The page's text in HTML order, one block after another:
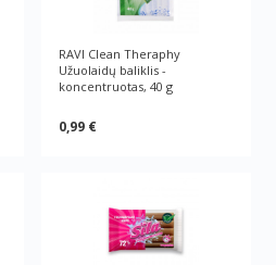
RAVI Clean Theraphy
Užuolaidų baliklis -
koncentruotas, 40 g
0,99 €